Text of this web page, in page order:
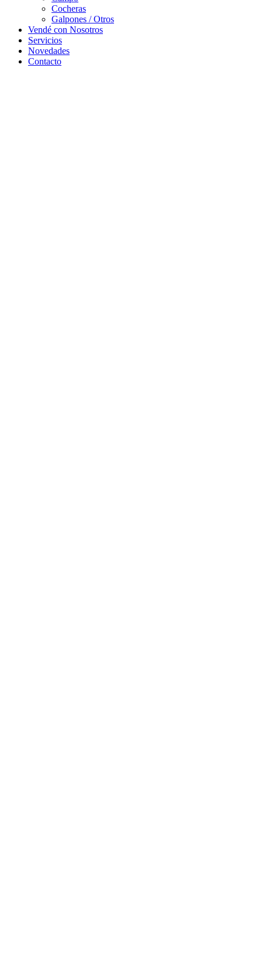
Cocheras
Galpones / Otros
Vendé con Nosotros
Servicios
Novedades
Contacto